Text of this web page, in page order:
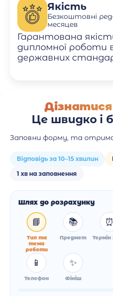
Якість
Безкоштовні
месяцев
Гарантована
дипломної роботи
державних
Це швидко і
Заповни форму, та
Відповідь за 10–15 хвилин
1 хв на заповнення
Шлях до розрахунку
📘
Тип та
тема
роботи
📚
Предмет
⏰
Термін
📱
Телефон
✨
Фініш